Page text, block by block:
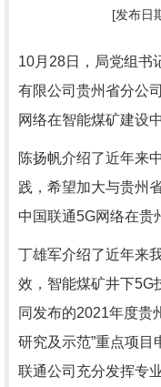
[发布日
10月28日，局党组书
有限公司贵州省分公
网络在智能煤矿建设
陈扬帆介绍了近年来
践，希望加大与贵州
中国联通5G网络在贵
丁雄军介绍了近年来
效，智能煤矿井下5G
同 发布的2021年度贵
研究及示范”重点项目
联通公司充分发挥专